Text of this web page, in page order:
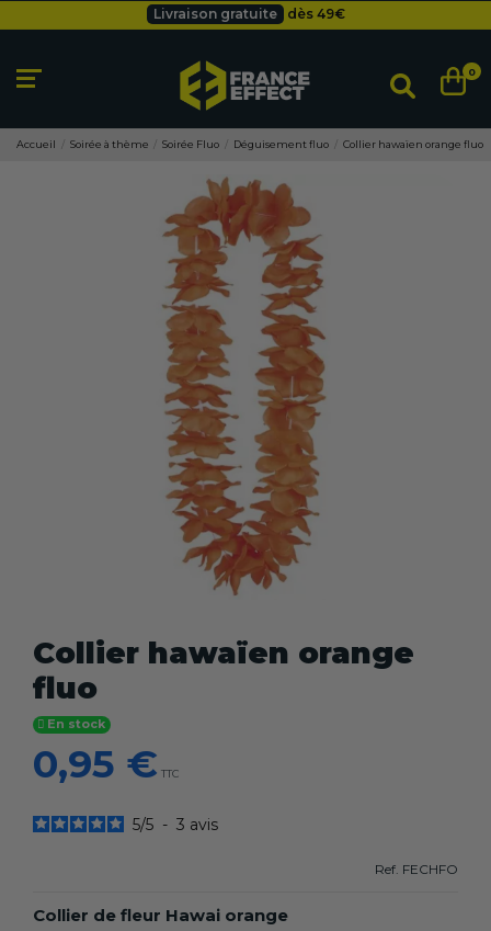
Besoin d'un devis pro ? Cliquez ici
0
Accueil Soirée à thème Soirée Fluo Déguisement fluo Collier hawaïen orange fluo
Collier hawaïen orange
fluo
En stock
0,95 € TTC
5/5 - 3 avis
Ref. FECHFO
Collier de fleur Hawai orange